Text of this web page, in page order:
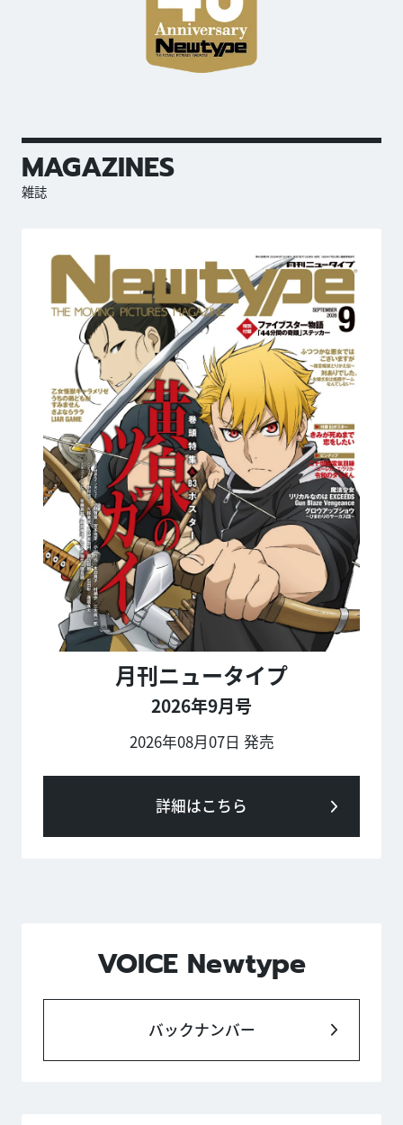
MAGAZINES
雑誌
月刊ニュータイプ
2026年9月号
2026年08月07日 発売
詳細はこちら
VOICE Newtype
バックナンバー